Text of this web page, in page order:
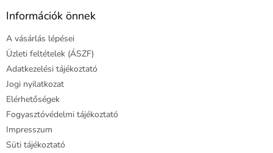
Információk önnek
A vásárlás lépései
Üzleti feltételek (ÁSZF)
Adatkezelési tájékoztató
Jogi nyilatkozat
Elérhetőségek
Fogyasztóvédelmi tájékoztató
Impresszum
Süti tájékoztató